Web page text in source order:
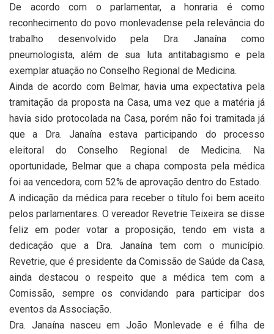
De acordo com o parlamentar, a honraria é como
reconhecimento do povo monlevadense pela relevância do
trabalho desenvolvido pela Dra. Janaína como
pneumologista, além de sua luta antitabagismo e pela
exemplar atuação no Conselho Regional de Medicina.
Ainda de acordo com Belmar, havia uma expectativa pela
tramitação da proposta na Casa, uma vez que a matéria já
havia sido protocolada na Casa, porém não foi tramitada já
que a Dra. Janaína estava participando do processo
eleitoral do Conselho Regional de Medicina. Na
oportunidade, Belmar que a chapa composta pela médica
foi aa vencedora, com 52% de aprovação dentro do Estado.
A indicação da médica para receber o título foi bem aceito
pelos parlamentares. O vereador Revetrie Teixeira se disse
feliz em poder votar a proposição, tendo em vista a
dedicação que a Dra. Janaína tem com o município.
Revetrie, que é presidente da Comissão de Saúde da Casa,
ainda destacou o respeito que a médica tem com a
Comissão, sempre os convidando para participar dos
eventos da Associação.
Dra. Janaína nasceu em João Monlevade e é filha de